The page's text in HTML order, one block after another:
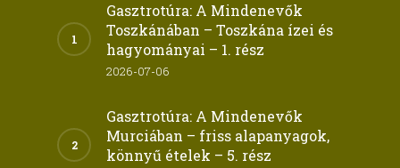
Gasztrotúra: A Mindenevők
Toszkánában – Toszkána ízei és
hagyományai – 1. rész
2026-07-06
Gasztrotúra: A Mindenevők
Murciában – friss alapanyagok,
könnyű ételek – 5. rész